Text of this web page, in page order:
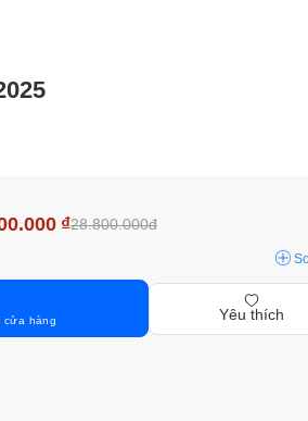
₫28.800.000đ
cửa hàng Yêu thích